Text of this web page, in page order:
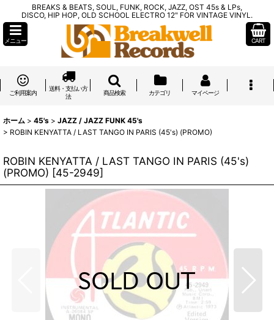
BREAKS & BEATS, SOUL, FUNK, ROCK, JAZZ, OST 45s & LPs,
DISCO, HIP HOP, OLD SCHOOL ELECTRO 12" FOR VINTAGE VINYL.
メニュー CART
ご利用案内
送料・支払い方
法
商品検索 カテゴリ マイページ
ホーム > 45's > JAZZ / JAZZ FUNK 45's
> ROBIN KENYATTA / LAST TANGO IN PARIS (45's) (PROMO)
ROBIN KENYATTA / LAST TANGO IN PARIS (45's)
(PROMO) [45-2949]